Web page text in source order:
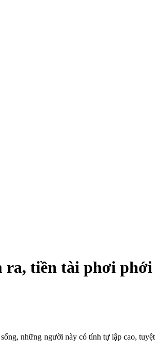
ra, tiền tài phơi phới
những người này có tính tự lập cao, tuyệt